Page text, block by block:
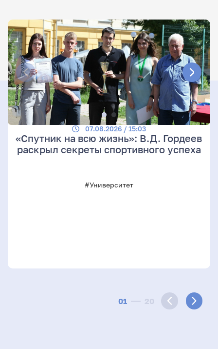
01 20
07.08.2026 / 15:03
«Спутник на всю жизнь»: В.Д. Гордеев
раскрыл секреты спортивного успеха
#Университет